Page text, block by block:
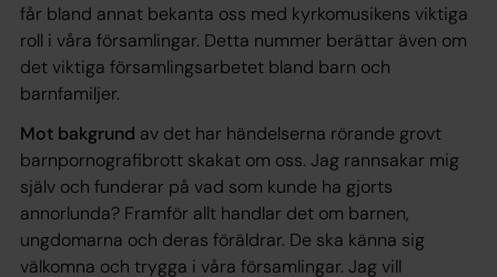
får bland annat bekanta oss med kyrkomusikens viktiga
roll i våra församlingar. Detta nummer berättar även om
det viktiga församlingsarbetet bland barn och
barnfamiljer.
Mot bakgrund av det har händelserna rörande grovt
barnpornografibrott skakat om oss. Jag rannsakar mig
själv och funderar på vad som kunde ha gjorts
annorlunda? Framför allt handlar det om barnen,
ungdomarna och deras föräldrar. De ska känna sig
välkomna och trygga i våra församlingar. Jag vill